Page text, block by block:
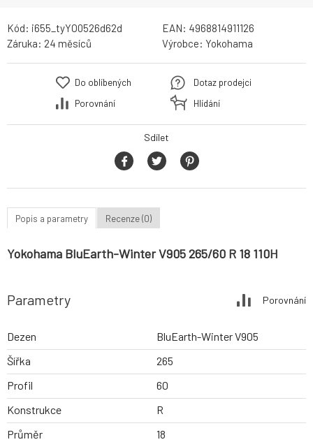
Kód: i655_tyYO0526d62d EAN: 4968814911126
Záruka: 24 měsíců Výrobce: Yokohama
Do oblíbených
Porovnání
Dotaz prodejci
Hlídání
Sdílet
Popis a parametry Recenze (0)
Yokohama BluEarth-Winter V905 265/60 R 18 110H
Parametry Porovnání
Dezen
BluEarth-Winter V905
Šířka
265
Profil
60
Konstrukce
R
Průměr
18